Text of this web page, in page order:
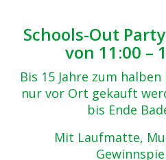
Schools-Out
von 11:00 –
Bis 15 Jahre zum
nur vor Ort gekauft
bis Ende
Mit Laufmatte,